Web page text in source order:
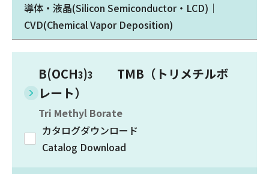
導体・液晶(Silicon Semiconductor・LCD)｜
CVD(Chemical Vapor Deposition)
B(OCH3)3
TMB（トリメチルボ
レート）
Tri Methyl Borate
カタログダウンロード
Catalog Download